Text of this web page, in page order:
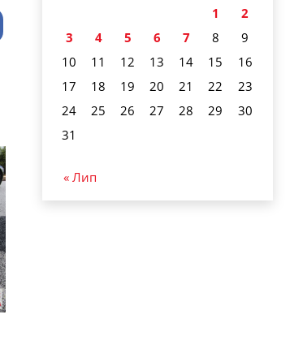
1
2
3
4 5 6 7 8
9
10
11 12 13 14 15
16
17
18 19 20 21 22
23
24
25 26 27 28 29
30
31
« Лип